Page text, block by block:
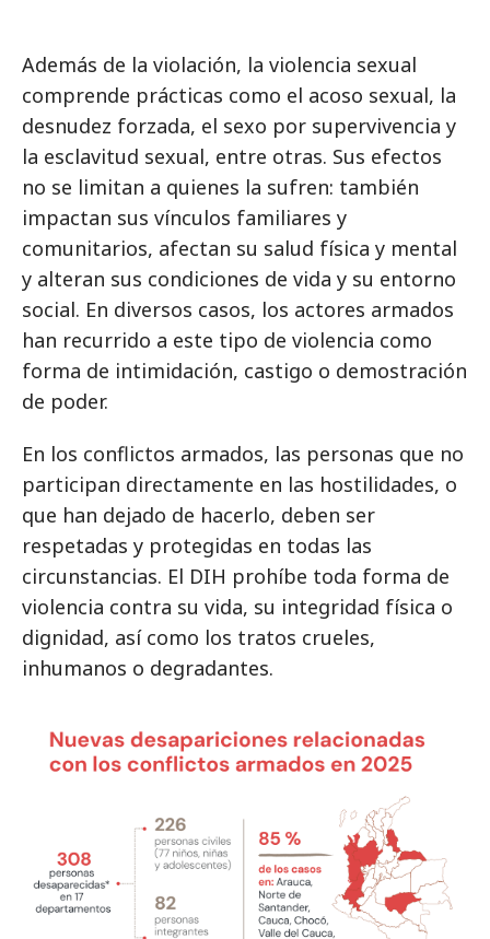
Además de la violación, la violencia sexual
comprende prácticas como el acoso sexual, la
desnudez forzada, el sexo por supervivencia y
la esclavitud sexual, entre otras. Sus efectos
no se limitan a quienes la sufren: también
impactan sus vínculos familiares y
comunitarios, afectan su salud física y mental
y alteran sus condiciones de vida y su entorno
social. En diversos casos, los actores armados
han recurrido a este tipo de violencia como
forma de intimidación, castigo o demostración
de poder.
En los conflictos armados, las personas que no
participan directamente en las hostilidades, o
que han dejado de hacerlo, deben ser
respetadas y protegidas en todas las
circunstancias. El DIH prohíbe toda forma de
violencia contra su vida, su integridad física o
dignidad, así como los tratos crueles,
inhumanos o degradantes.